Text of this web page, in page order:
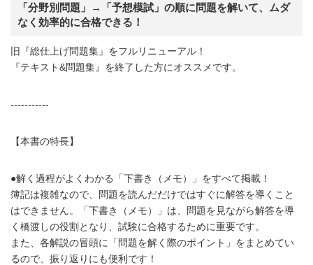
「分野別問題」→「予想模試」の順に問題を解いて、ムダ
なく効率的に合格できる！
旧『総仕上げ問題集』をフルリニューアル！
『テキスト&問題集』を終了した方にオススメです。
-----------
【本書の特長】
●解く過程がよくわかる「下書き（メモ）」をすべて掲載！
簿記は複雑なので、問題を読んだだけではすぐに解答を導くこと
はできません。「下書き（メモ）」は、問題を見ながら解答を導
く橋渡しの役割となり、試験に合格するために重要です。
また、各解説の冒頭に「問題を解く際のポイント」をまとめてい
るので、振り返りにも便利です！